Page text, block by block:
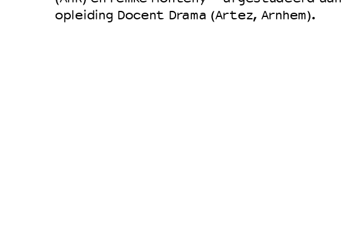
Ruimte voor artistieke vrijheid – VNPF
opleiding Docent Drama (Artez, Arnhem).